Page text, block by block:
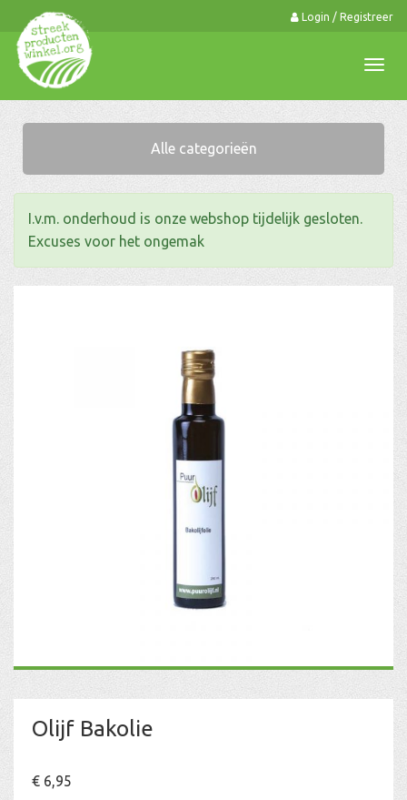
Login / Registreer
Alle categorieën
I.v.m. onderhoud is onze webshop tijdelijk gesloten.
Excuses voor het ongemak
Olijf Bakolie
€ 6,95